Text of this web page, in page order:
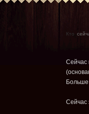
Кто
Сейчас
Больше
Сейчас